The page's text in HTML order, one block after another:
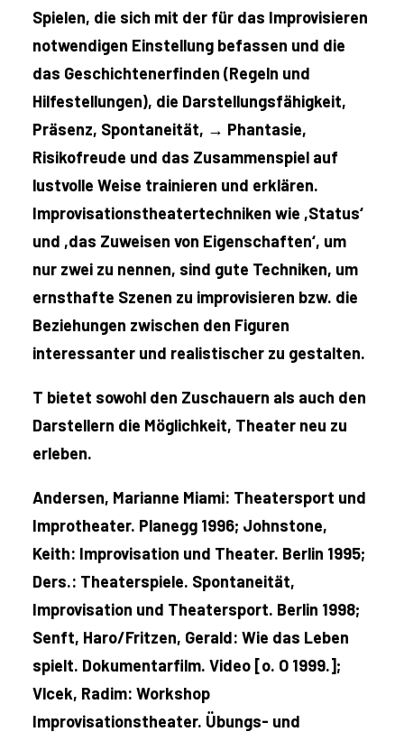
Spielen, die sich mit der für das Improvisieren
notwendigen Einstellung befassen und die
das Geschichtenerfinden (Regeln und
Hilfestellungen), die Darstellungsfähigkeit,
Präsenz, Spontaneität, → Phantasie,
Risikofreude und das Zusammenspiel auf
lustvolle Weise trainieren und erklären.
Improvisationstheatertechniken wie ,Status‘
und ,das Zuweisen von Eigenschaften‘, um
nur zwei zu nennen, sind gute Techniken, um
ernsthafte Szenen zu improvisieren bzw. die
Beziehungen zwischen den Figuren
interessanter und realistischer zu gestalten.
T bietet sowohl den Zuschauern als auch den
Darstellern die Möglichkeit, Theater neu zu
erleben.
Andersen, Marianne Miami: Theatersport und
Improtheater. Planegg 1996; Johnstone,
Keith: Improvisation und Theater. Berlin 1995;
Ders.: Theaterspiele. Spontaneität,
Improvisation und Theatersport. Berlin 1998;
Senft, Haro/Fritzen, Gerald: Wie das Leben
spielt. Dokumentarfilm. Video [o. O 1999.];
Vlcek, Radim: Workshop
Improvisationstheater. Übungs- und